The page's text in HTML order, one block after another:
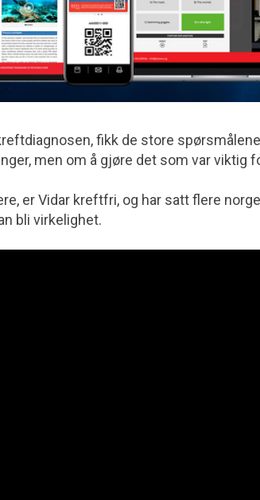
fikk de store
men om å gjøre det som var viktig
er Vidar kreftfri, og har satt flere
bli virkelighet.